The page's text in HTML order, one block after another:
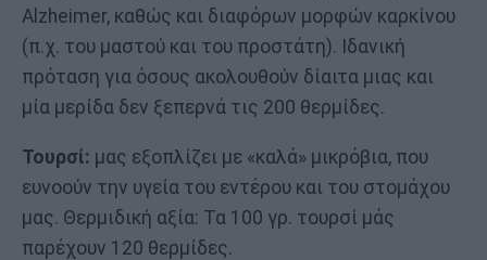
Alzheimer, καθώς και διαφόρων μορφών καρκίνου
(π.χ. του μαστού και του προστάτη). Ιδανική
πρόταση για όσους ακολουθούν δίαιτα μιας και
μία μερίδα δεν ξεπερνά τις 200 θερμίδες.
Τουρσί: μας εξοπλίζει με «καλά» μικρόβια, που
ευνοούν την υγεία του εντέρου και του στομάχου
μας. Θερμιδική αξία: Τα 100 γρ. τουρσί μάς
παρέχουν 120 θερμίδες.